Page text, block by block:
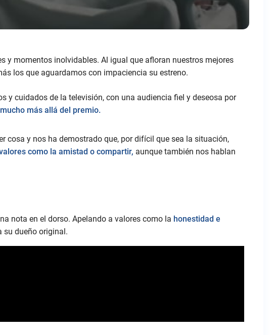
y momentos inolvidables. Al igual que afloran nuestros mejores
los que aguardamos con impaciencia su estreno.
y cuidados de la televisión, con una audiencia fiel y deseosa por
más allá del premio.
cosa y nos ha demostrado que, por difícil que sea la situación,
como la amistad o compartir, aunque también nos hablan
nota en el dorso. Apelando a valores como la honestidad e
su dueño original.